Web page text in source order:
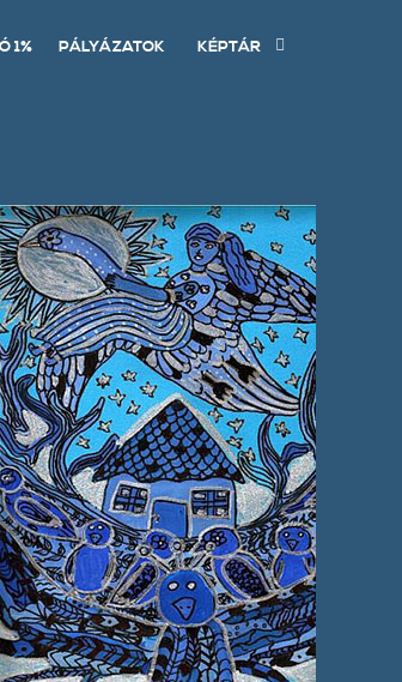
1% PÁLYÁZATOK KÉPTÁR